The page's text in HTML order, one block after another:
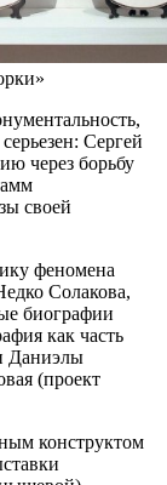
Сергей
через борьбу
своей
феномена
Солакова,
биографии
как часть
Даниэлы
(проект
конструктом